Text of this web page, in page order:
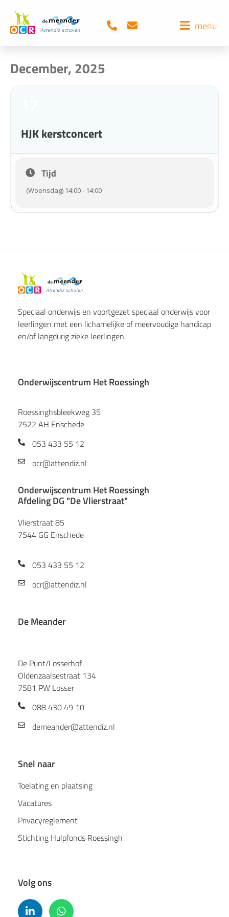
menu
December, 2025
HJK kerstconcert
Tijd
(Woensdag) 14:00 - 14:00
Speciaal onderwijs en voortgezet speciaal onderwijs voor
leerlingen met een lichamelijke of meervoudige handicap
en/of langdurig zieke leerlingen.
Onderwijscentrum Het Roessingh
Roessinghsbleekweg 35
7522 AH Enschede
053 433 55 12
ocr@attendiz.nl
Onderwijscentrum Het Roessingh
Afdeling DG "De Vlierstraat"
Vlierstraat 85
7544 GG Enschede
053 433 55 12
ocr@attendiz.nl
De Meander
De Punt/Losserhof
Oldenzaalsestraat 134
7581 PW Losser
088 430 49 10
demeander@attendiz.nl
Snel naar
Toelating en plaatsing
Vacatures
Privacyreglement
Stichting Hulpfonds Roessingh
Volg ons